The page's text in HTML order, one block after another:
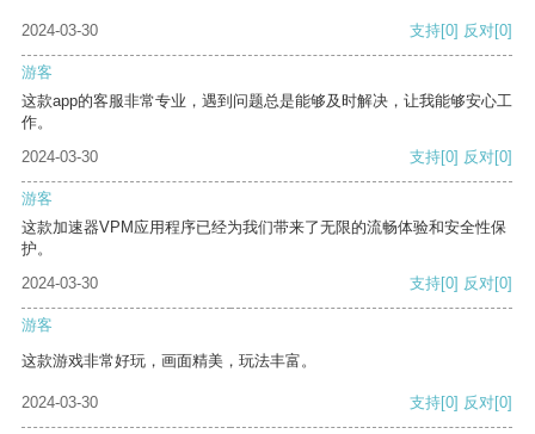
2024-03-30 支持[0] 反对[0]
游客
这款app的客服非常专业，遇到问题总是能够及时解决，让我能够安心工
作。
2024-03-30
支持[0] 反对[0]
游客
这款加速器VPM应用程序已经为我们带来了无限的流畅体验和安全性保
护。
2024-03-30
支持[0] 反对[0]
游客
这款游戏非常好玩，画面精美，玩法丰富。
2024-03-30 支持[0] 反对[0]